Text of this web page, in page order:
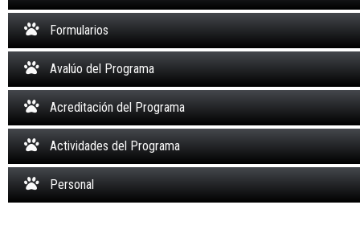
Formularios
Avalúo del Programa
Acreditación del Programa
Actividades del Programa
Personal